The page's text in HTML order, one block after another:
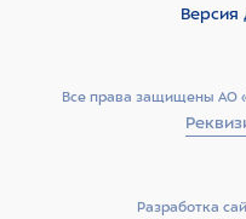
Все права защищены АО
Версия
Разработка